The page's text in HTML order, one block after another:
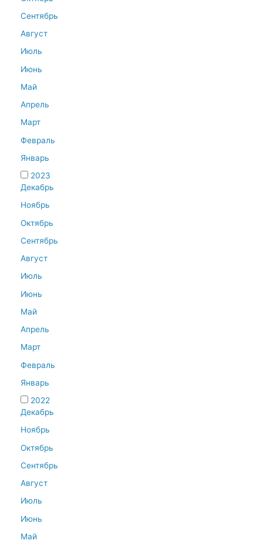
Сентябрь
Август
Июль
Июнь
Май
Апрель
Март
Февраль
Январь
2023
Декабрь
Ноябрь
Октябрь
Сентябрь
Август
Июль
Июнь
Май
Апрель
Март
Февраль
Январь
2022
Декабрь
Ноябрь
Октябрь
Сентябрь
Август
Июль
Июнь
Май